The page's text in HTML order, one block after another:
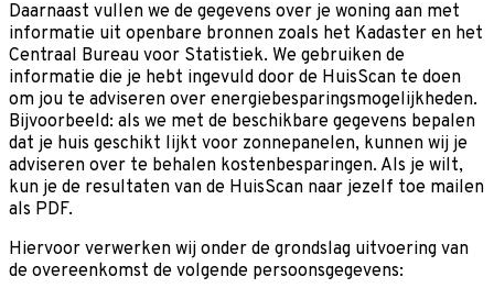
Daarnaast vullen we de gegevens over je woning aan met
informatie uit openbare bronnen zoals het Kadaster en het
Centraal Bureau voor Statistiek. We gebruiken de
informatie die je hebt ingevuld door de HuisScan te doen
om jou te adviseren over energiebesparingsmogelijkheden.
Bijvoorbeeld: als we met de beschikbare gegevens bepalen
dat je huis geschikt lijkt voor zonnepanelen, kunnen wij je
adviseren over te behalen kostenbesparingen. Als je wilt,
kun je de resultaten van de HuisScan naar jezelf toe mailen
als PDF.
Hiervoor verwerken wij onder de grondslag uitvoering van
de overeenkomst de volgende persoonsgegevens: